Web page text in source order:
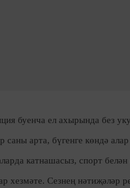
буенча ел ахырында без
арта, бүгенге көндә
катнашасыз, спорт
хезмәте. Сезнең нәтиҗәләр